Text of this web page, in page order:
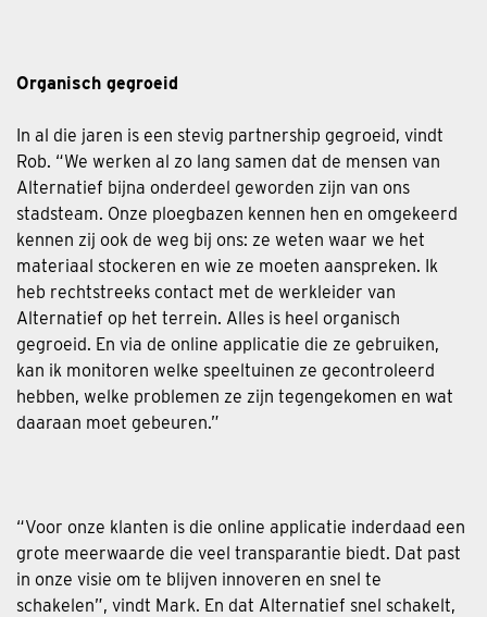
Organisch gegroeid
In al die jaren is een stevig partnership gegroeid, vindt
Rob. “We werken al zo lang samen dat de mensen van
Alternatief bijna onderdeel geworden zijn van ons
stadsteam. Onze ploegbazen kennen hen en omgekeerd
kennen zij ook de weg bij ons: ze weten waar we het
materiaal stockeren en wie ze moeten aanspreken. Ik
heb rechtstreeks contact met de werkleider van
Alternatief op het terrein. Alles is heel organisch
gegroeid. En via de online applicatie die ze gebruiken,
kan ik monitoren welke speeltuinen ze gecontroleerd
hebben, welke problemen ze zijn tegengekomen en wat
daaraan moet gebeuren.”
“Voor onze klanten is die online applicatie inderdaad een
grote meerwaarde die veel transparantie biedt. Dat past
in onze visie om te blijven innoveren en snel te
schakelen”, vindt Mark. En dat Alternatief snel schakelt,